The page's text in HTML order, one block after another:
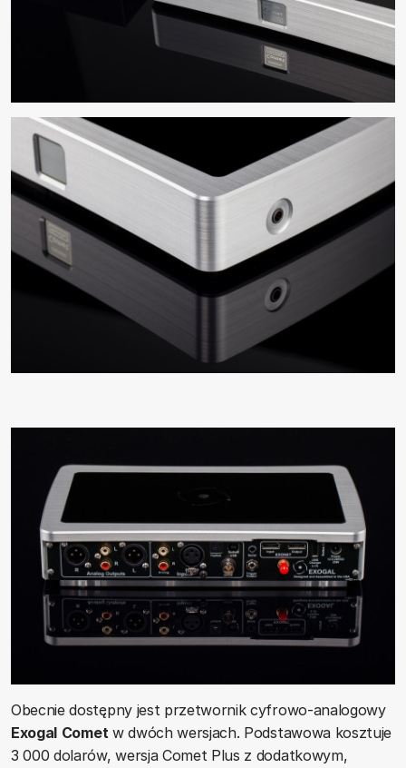
Obecnie dostępny jest przetwornik cyfrowo-analogowy
Exogal Cometw dwóch wersjach. Podstawowa kosztuje
3 000 dolarów, wersja Comet Plus z dodatkowym,